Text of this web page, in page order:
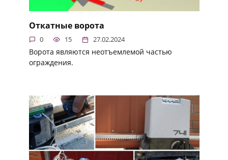
Откатные ворота
0 15 27.02.2024
Ворота являются неотъемлемой частью
ограждения.